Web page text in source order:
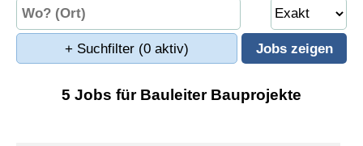
+ Suchfilter (0 aktiv)
5 Jobs für Bauleiter Bauprojekte